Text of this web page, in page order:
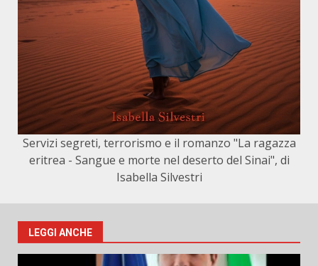
Servizi segreti, terrorismo e il romanzo "La ragazza
eritrea - Sangue e morte nel deserto del Sinai", di
Isabella Silvestri
LEGGI ANCHE